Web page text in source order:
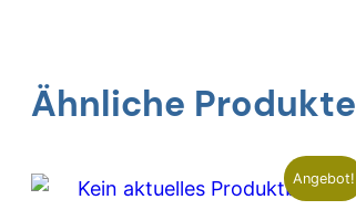
Ähnliche Produkte
Angebot!